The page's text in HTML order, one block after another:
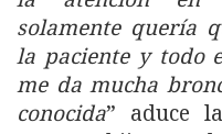
solamente quería
la paciente y todo
me da mucha
conocida” aduce